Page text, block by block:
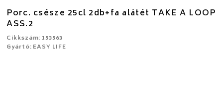
Porc. csésze 25cl 2db+fa alátét TAKE A LOOP
ASS.2
Cikkszám: 153563
Gyártó: EASY LIFE